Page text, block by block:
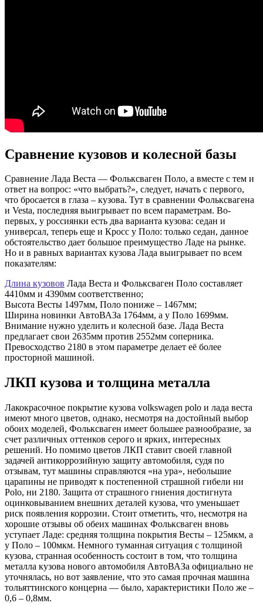
Сравнение кузовов и колесной базы
Сравнение Лада Веста — Фольксваген Поло, а вместе с тем и
ответ на вопрос: «что выбрать?», следует, начать с первого,
что бросается в глаза – кузова. Тут в сравнении Фольксвагена
и Vesta, последняя выигрывает по всем параметрам. Во-
первых, у россиянки есть два варианта кузова: седан и
универсал, теперь еще и Кросс у Поло: только седан, данное
обстоятельство дает большое преимущество Ладе на рынке.
Но и в равных вариантах кузова Лада выигрывает по всем
показателям:
Длина кузовов Лада Веста и Фольксваген Поло составляет
4410мм и 4390мм соответственно;
Высота Весты 1497мм, Поло пониже – 1467мм;
Ширина новинки АвтоВАЗа 1764мм, а у Поло 1699мм.
Внимание нужно уделить и колесной базе. Лада Веста
предлагает свои 2635мм против 2552мм соперника.
Превосходство 2180 в этом параметре делает её более
просторной машиной.
ЛКП кузова и толщина металла
Лакокрасочное покрытие кузова volkswagen polo и лада веста
имеют много цветов, однако, несмотря на достойный выбор
обоих моделей, Фольксваген имеет большее разнообразие, за
счет различных оттенков серого и ярких, интересных
решений. Но помимо цветов ЛКП ставит своей главной
задачей антикоррозийную защиту автомобиля, судя по
отзывам, тут машины справляются «на ура», небольшие
царапины не приводят к постепенной страшной гибели ни
Polo, ни 2180. Защита от страшного гниения достигнута
оцинковыванием внешних деталей кузова, что уменьшает
риск появления коррозии. Стоит отметить, что, несмотря на
хорошие отзывы об обеих машинах Фольксваген вновь
уступает Ладе: средняя толщина покрытия Весты – 125мкм, а
у Поло – 100мкм. Немного туманная ситуация с толщиной
кузова, странная особенность состоит в том, что толщина
металла кузова нового автомобиля АвтоВАЗа официально не
уточнялась, но вот заявление, что это самая прочная машина
тольяттинского концерна — было, характеристики Поло же –
0,6 – 0,8мм.